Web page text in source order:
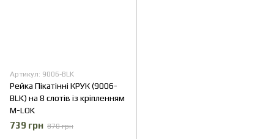
Артикул: 9006-BLK
Рейка Пікатінні КРУК (9006-
BLK) на 8 слотів із кріпленням
M-LOK
739 грн 870 грн